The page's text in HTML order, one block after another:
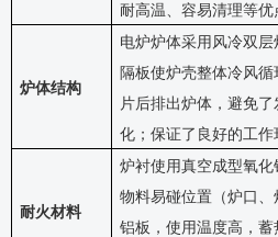
耐高温、容易清理等优
炉体结构
电炉炉体采用风冷双
隔板使炉壳整体冷风
片后排出炉体，避免
化；保证了良好的工作
耐火材料
炉衬使用真空成型氧化
物料易碰位置（炉口
铝板，使用温度高，